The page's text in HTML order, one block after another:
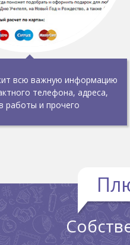
всю важную информацию
телефона, адреса,
работы и прочего